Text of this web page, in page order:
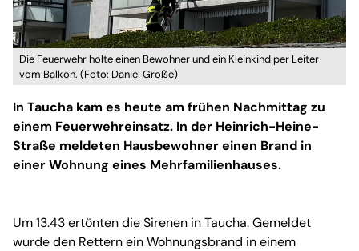
Die Feuerwehr holte einen Bewohner und ein Kleinkind per Leiter
vom Balkon. (Foto: Daniel Große)
In Taucha kam es heute am frühen Nachmittag zu
einem Feuerwehreinsatz. In der Heinrich-Heine-
Straße meldeten Hausbewohner einen Brand in
einer Wohnung eines Mehrfamilienhauses.
Um 13.43 ertönten die Sirenen in Taucha. Gemeldet
wurde den Rettern ein Wohnungsbrand in einem